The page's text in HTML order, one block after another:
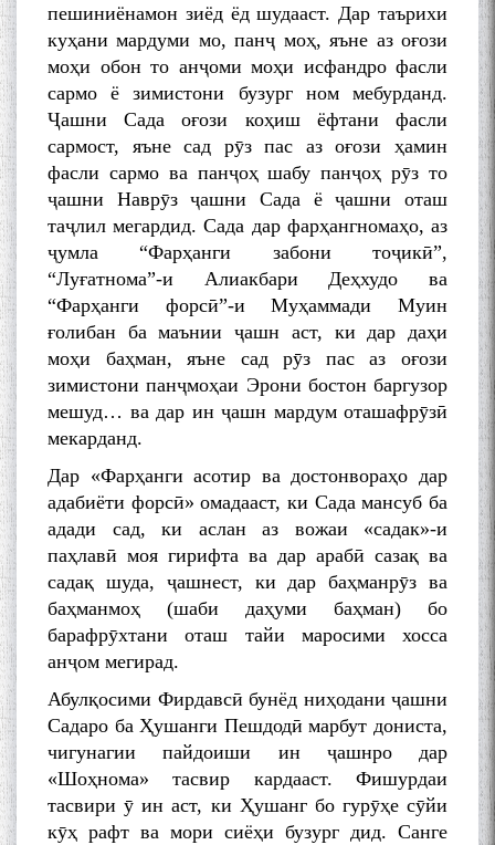
пешиниёнамон зиёд ёд шудааст. Дар таърихи
куҳани мардуми мо, панҷ моҳ, яъне аз оғози
моҳи обон то анҷоми моҳи исфандро фасли
сармо ё зимистони бузург ном мебурданд.
Ҷашни Сада оғози коҳиш ёфтани фасли
сармост, яъне сад рӯз пас аз оғози ҳамин
фасли сармо ва панҷоҳ шабу панҷоҳ рӯз то
ҷашни Наврӯз ҷашни Сада ё ҷашни оташ
таҷлил мегардид. Сада дар фарҳангномаҳо, аз
ҷумла “Фарҳанги забони тоҷикӣ”,
“Луғатнома”-и Алиакбари Деҳхудо ва
“Фарҳанги форсӣ”-и Муҳаммади Муин
ғолибан ба маънии ҷашн аст, ки дар даҳи
моҳи баҳман, яъне сад рӯз пас аз оғози
зимистони панҷмоҳаи Эрони бостон баргузор
мешуд… ва дар ин ҷашн мардум оташафрӯзӣ
мекарданд.
Дар «Фарҳанги асотир ва достонвораҳо дар
адабиёти форсӣ» омадааст, ки Сада мансуб ба
адади сад, ки аслан аз вожаи «садак»-и
паҳлавӣ моя гирифта ва дар арабӣ сазақ ва
садақ шуда, ҷашнест, ки дар баҳманрӯз ва
баҳманмоҳ (шаби даҳуми баҳман) бо
барафрӯхтани оташ тайи маросими хосса
анҷом мегирад.
Абулқосими Фирдавсӣ бунёд ниҳодани ҷашни
Садаро ба Ҳушанги Пешдодӣ марбут дониста,
чигунагии пайдоиши ин ҷашнро дар
«Шоҳнома» тасвир кардааст. Фишурдаи
тасвири ӯ ин аст, ки Ҳушанг бо гурӯҳе сӯйи
кӯҳ рафт ва мори сиёҳи бузург дид. Санге